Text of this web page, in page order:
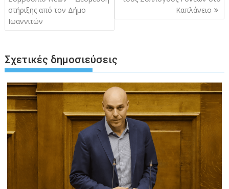
στήριξης από τον Δήμο
Ιωαννιτών
Καπλάνειο
Σχετικές δημοσιεύσεις